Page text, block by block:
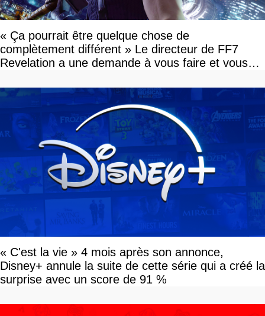
« Ça pourrait être quelque chose de
complètement différent » Le directeur de FF7
Revelation a une demande à vous faire et vous
« C'est la vie » 4 mois après son annonce,
Disney+ annule la suite de cette série qui a créé la
surprise avec un score de 91 %